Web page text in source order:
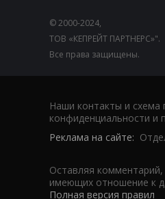
© 2000-2024,
ТОВ «КЕПРЕЙТ ПАРТНЕРС»".
Все права защищены.
Наши контакты и схема
конфиденциальности и
Реклама на сайте:
Оставляя
имеющих отношение к
Полная версия правил